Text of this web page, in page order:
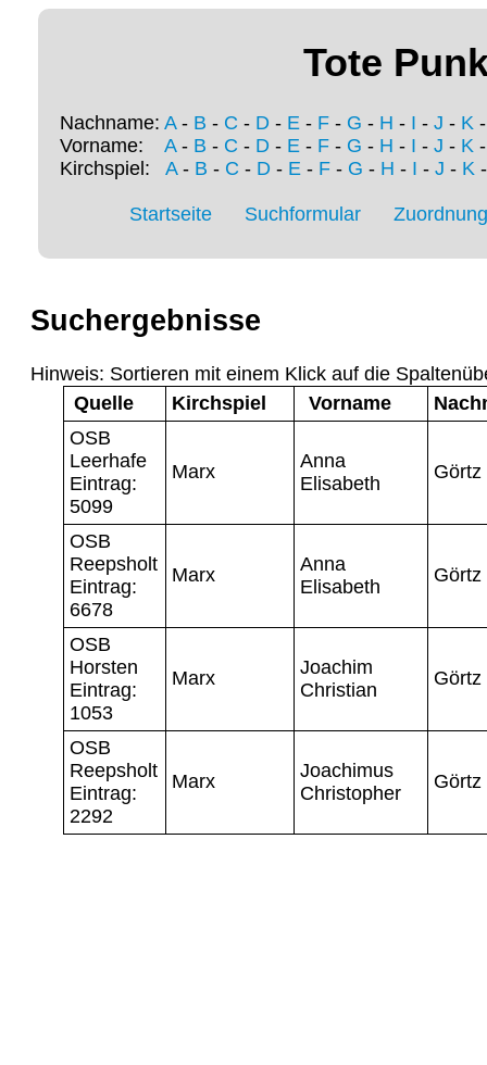
Tote
Nachname: A- B - C - D - E - F - G - H - I - J - K
Vorname: A- B - C - D - E - F - G - H - I - J - K
Kirchspiel: A- B - C - D- E- F- G - H - I - J - K
Startseite Suchformular
Suchergebnisse
Hinweis: Sortieren mit einem Klick auf die
Quelle
Kirchspiel Vorname
OSB
Leerhafe
Eintrag:
5099
Marx
Anna
Elisabeth
Görtz
OSB
Reepsholt
Eintrag:
6678
Marx
Anna
Elisabeth
Görtz
OSB
Horsten
Eintrag:
1053
Marx
Joachim
Christian
Görtz
OSB
Reepsholt
Eintrag:
2292
Marx
Joachimus
Christopher
Görtz